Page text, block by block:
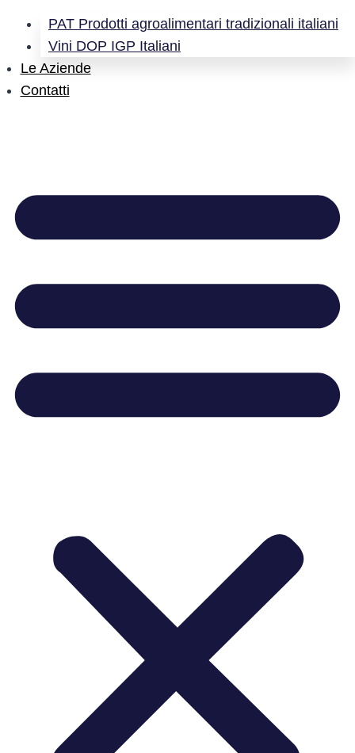
PAT Prodotti agroalimentari tradizionali italiani
Vini DOP IGP Italiani
Le Aziende
Contatti